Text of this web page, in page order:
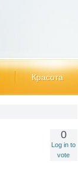
Красота
0
Log in to
vote